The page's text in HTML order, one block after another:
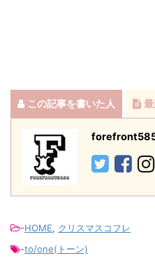
この記事を書いた人
-HOME, クリスマスコフレ
-to/one(トーン)